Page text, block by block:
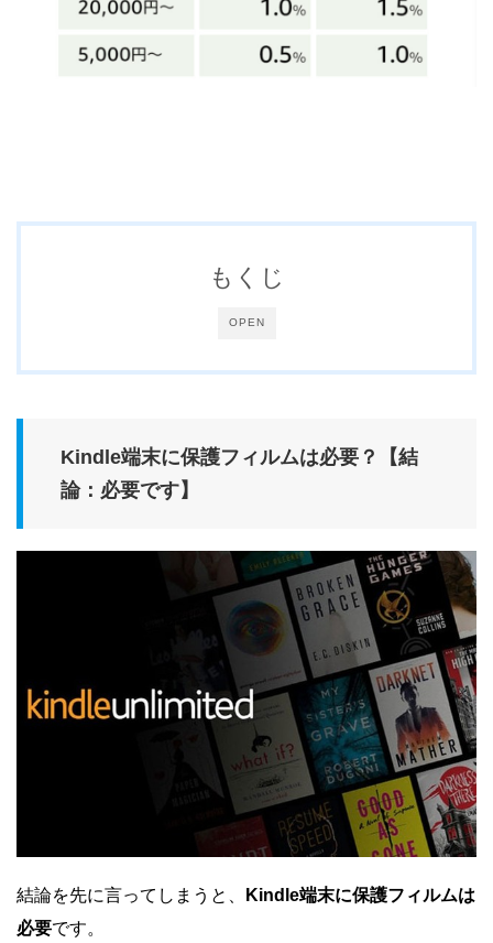
OPEN
もくじ
Kindle端末に保護フィルムは必要？【結
論：必要です】
結論を先に言ってしまうと、
Kindle端末に保護フィルムは
必要です。